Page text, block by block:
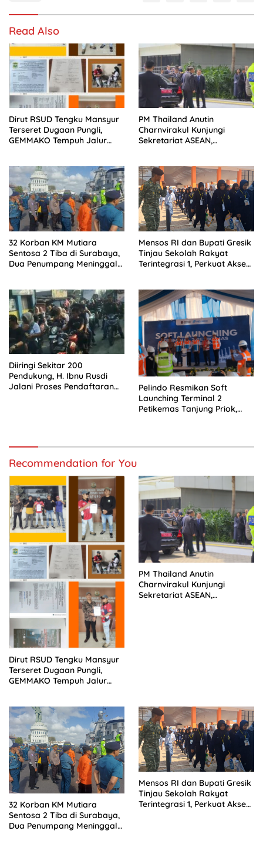
Read Also
Dirut RSUD Tengku Mansyur
Terseret Dugaan Pungli,
GEMMAKO Tempuh Jalur
PM Thailand Anutin
Charnvirakul Kunjungi
Sekretariat ASEAN,
32 Korban KM Mutiara
Sentosa 2 Tiba di Surabaya,
Dua Penumpang Meninggal
Mensos RI dan Bupati Gresik
Tinjau Sekolah Rakyat
Terintegrasi 1, Perkuat Akses
Diiringi Sekitar 200
Pendukung, H. Ibnu Rusdi
Jalani Proses Pendaftaran
Pelindo Resmikan Soft
Launching Terminal 2
Petikemas Tanjung Priok,
Recommendation for You
Dirut RSUD Tengku Mansyur
Terseret Dugaan Pungli,
GEMMAKO Tempuh Jalur
PM Thailand Anutin
Charnvirakul Kunjungi
Sekretariat ASEAN,
32 Korban KM Mutiara
Sentosa 2 Tiba di Surabaya,
Dua Penumpang Meninggal
Mensos RI dan Bupati Gresik
Tinjau Sekolah Rakyat
Terintegrasi 1, Perkuat Akses